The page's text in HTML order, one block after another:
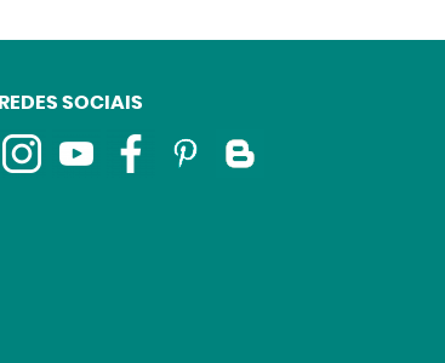
REDES SOCIAIS